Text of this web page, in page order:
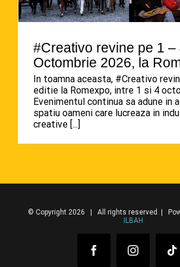
#Creativo revine pe 1 –
Octombrie 2026, la
In toamna aceasta, #Creativo
editie la Romexpo, intre 1 si 4
Evenimentul continua sa adune in
spatiu oameni care lucreaza in
creative [...]
© Copyright 2026 | All rights reserved |
ILBAH
FacebookInstagram